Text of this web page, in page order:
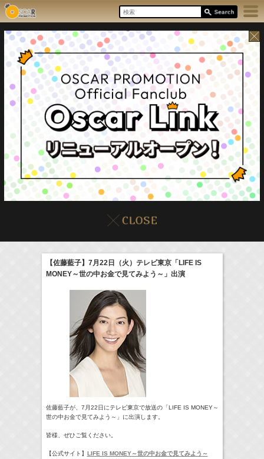
本日の出演情報8/6(Thu) イベント販売情報
> More
【佐藤藍子】7月22日（火）テレビ東京「LIFE IS
MONEY～世の中お金で見てみよう～」出演
佐藤藍子が、7月22日にテレビ東京で放送の「LIFE IS MONEY～
世の中お金で見てみよう～」に出演します。
皆様、ぜひご覧ください。
【公式サイト】 LIFE IS MONEY～世の中お金で見てみよう～